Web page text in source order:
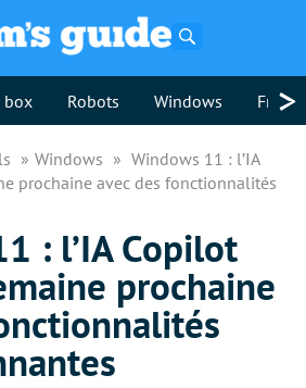
box Robots Windows >
Windows
Windows 11 : l’IA
prochaine avec des fonctionnalités
: l’IA Copilot
prochaine